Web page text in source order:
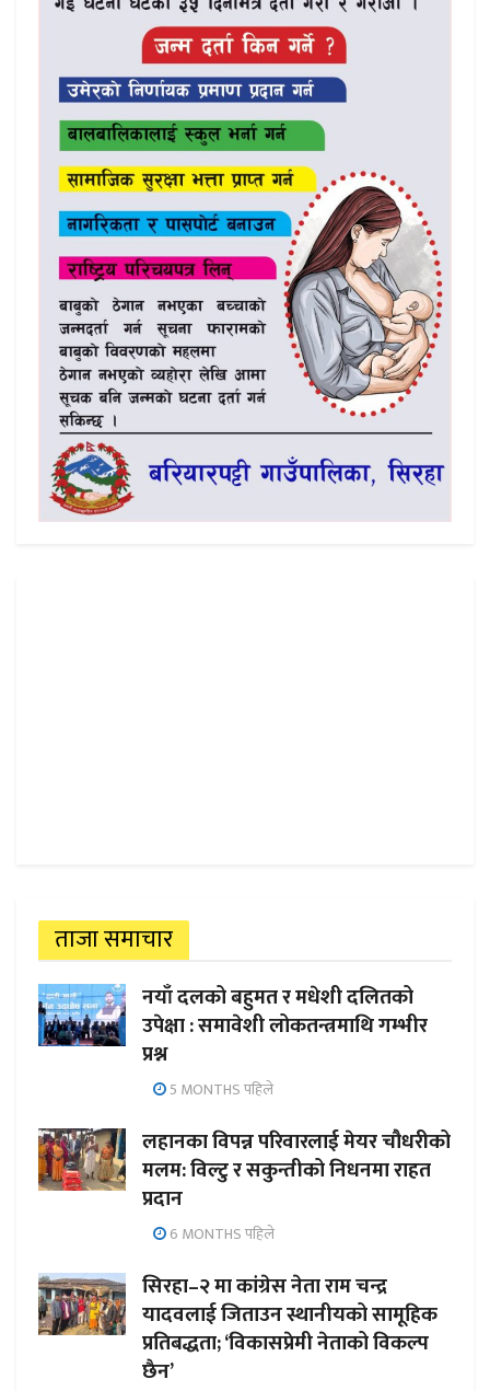
ताजा समाचार
नयाँ दलको बहुमत र मधेशी दलितको
उपेक्षा : समावेशी लोकतन्त्रमाथि गम्भीर
प्रश्न
5 MONTHS पहिले
लहानका विपन्न परिवारलाई मेयर चौधरीको
मलम: विल्टु र सकुन्तीको निधनमा राहत
प्रदान
6 MONTHS पहिले
सिरहा–२ मा कांग्रेस नेता राम चन्द्र
यादवलाई जिताउन स्थानीयको सामूहिक
प्रतिबद्धता; ‘विकासप्रेमी नेताको विकल्प
छैन’